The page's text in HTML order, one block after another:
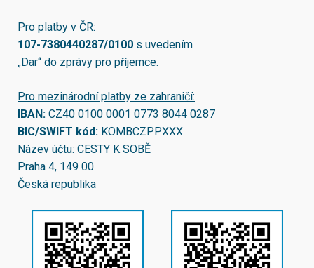
Pro platby v ČR:
107-7380440287/0100 s uvedením
„Dar“ do zprávy pro příjemce.
Pro mezinárodní platby ze zahraničí:
IBAN: CZ40 0100 0001 0773 8044 0287
BIC/SWIFT kód: KOMBCZPPXXX
Název účtu: CESTY K SOBĚ
Praha 4, 149 00
Česká republika